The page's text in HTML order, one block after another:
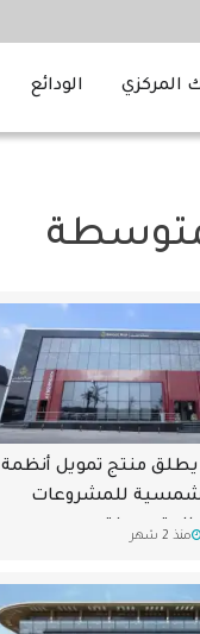
المركزي الودائع
منتج تمويل أنظمة
للمشروعات
منذ 2 شهر